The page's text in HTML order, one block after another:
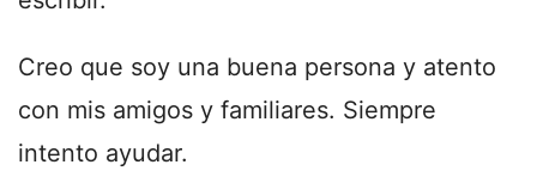
Creo que soy una buena persona y atento
con mis amigos y familiares. Siempre
intento ayudar.